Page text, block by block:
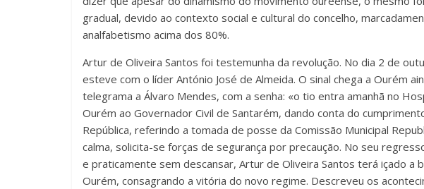
gradual, devido ao contexto social e cultural do concelho,
analfabetismo acima dos 80%.
Artur de Oliveira Santos foi testemunha da revolução. No dia 2 de
esteve com o líder António José de Almeida. O sinal chega a Ourém
telegrama a Álvaro Mendes, com a senha: «o tio entra amanhã no
Ourém ao Governador Civil de Santarém, dando conta do
República, referindo a tomada de posse da Comissão Municipal
calma, solicita-se forças de segurança por precaução. No seu
e praticamente sem descansar, Artur de Oliveira Santos terá içado a
Ourém, consagrando a vitória do novo regime. Descreveu os